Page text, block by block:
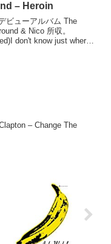
– Heroin
ビューアルバム The
& Nico 所収。
don't know just where
– Change The